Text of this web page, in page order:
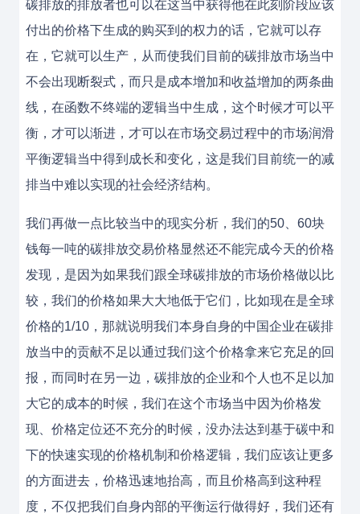
碳排放的排放者也可以在这当中获得他在此刻阶段应该
付出的价格下生成的购买到的权力的话，它就可以存
在，它就可以生产，从而使我们目前的碳排放市场当中
不会出现断裂式，而只是成本增加和收益增加的两条曲
线，在函数不终端的逻辑当中生成，这个时候才可以平
衡，才可以渐进，才可以在市场交易过程中的市场润滑
平衡逻辑当中得到成长和变化，这是我们目前统一的减
排当中难以实现的社会经济结构。
我们再做一点比较当中的现实分析，我们的50、60块
钱每一吨的碳排放交易价格显然还不能完成今天的价格
发现，是因为如果我们跟全球碳排放的市场价格做以比
较，我们的价格如果大大地低于它们，比如现在是全球
价格的1/10，那就说明我们本身自身的中国企业在碳排
放当中的贡献不足以通过我们这个价格拿来它充足的回
报，而同时在另一边，碳排放的企业和个人也不足以加
大它的成本的时候，我们在这个市场当中因为价格发
现、价格定位还不充分的时候，没办法达到基于碳中和
下的快速实现的价格机制和价格逻辑，我们应该让更多
的方面进去，价格迅速地抬高，而且价格高到这种程
度，不仅把我们自身内部的平衡运行做得好，我们还有